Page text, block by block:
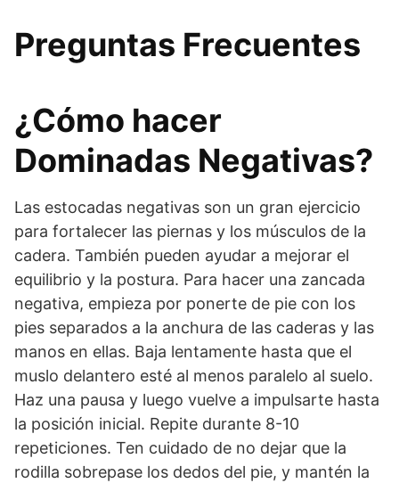
Preguntas Frecuentes
¿Cómo hacer
Dominadas Negativas?
Las estocadas negativas son un gran ejercicio
para fortalecer las piernas y los músculos de la
cadera. También pueden ayudar a mejorar el
equilibrio y la postura. Para hacer una zancada
negativa, empieza por ponerte de pie con los
pies separados a la anchura de las caderas y las
manos en ellas. Baja lentamente hasta que el
muslo delantero esté al menos paralelo al suelo.
Haz una pausa y luego vuelve a impulsarte hasta
la posición inicial. Repite durante 8-10
repeticiones. Ten cuidado de no dejar que la
rodilla sobrepase los dedos del pie, y mantén la